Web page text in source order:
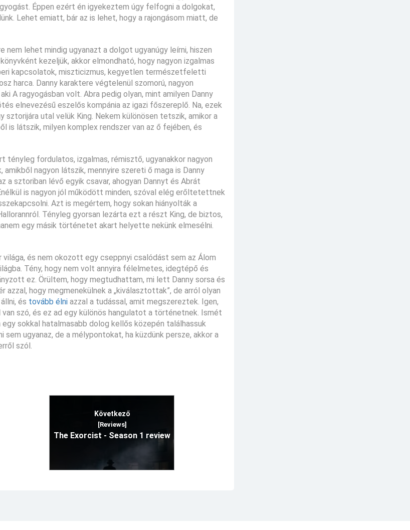
Éppen ezért én igyekeztem úgy felfogni a dolgokat,
Lehet emiatt, bár az is lehet, hogy a rajongásom miatt, de
nem lehet mindig ugyanazt a dolgot ugyanúgy leírni, hiszen
kezeljük, akkor elmondható, hogy nagyon izgalmas
kapcsolatok, miszticizmus, kegyetlen természetfeletti
harca. Danny karaktere végtelenül szomorú, nagyon
A ragyogásban volt. Abra pedig olyan, mint amilyen Danny
elnevezésű eszelős kompánia az igazi főszereplő. Na, ezek
utal velük King. Nekem különösen tetszik, amikor a
is látszik, milyen komplex rendszer van az ő fejében, és
tényleg fordulatos, izgalmas, rémisztő, ugyanakkor nagyon
nagyon látszik, mennyire szereti ő maga is Danny
sztoriban lévő egyik csavar, ahogyan Dannyt és Abrát
is nagyon jól működött minden, szóval elég erőltetettnek
Azt is megértem, hogy sokan hiányolták a
Tényleg gyorsan lezárta ezt a részt King, de biztos,
egy másik történetet akart helyette nekünk elmesélni.
és nem okozott egy cseppnyi csalódást sem az Álom
Tény, hogy nem volt annyira félelmetes, idegtépő és
ez. Örültem, hogy megtudhattam, mi lett Danny sorsa és
hogy megmenekülnek a „kiválasztottak”, de arról olyan
és tovább élni azzal a tudással, amit megszereztek. Igen,
szó, és ez ad egy különös hangulatot a történetnek. Ismét
sokkal hatalmasabb dolog kellős közepén találhassuk
ugyanaz, de a mélypontokat, ha küzdünk persze, akkor a
szól.
Következő
[Reviews]
The Exorcist - Season 1 review